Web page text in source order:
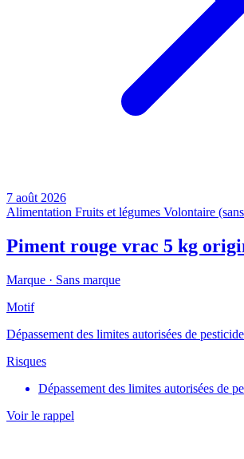
7 août 2026
Alimentation Fruits et légumes Volontaire
Piment rouge vrac 5 kg
Marque · Sans marque
Motif
Dépassement des limites autorisées de
Risques
Dépassement des limites autorisées de
Voir le rappel